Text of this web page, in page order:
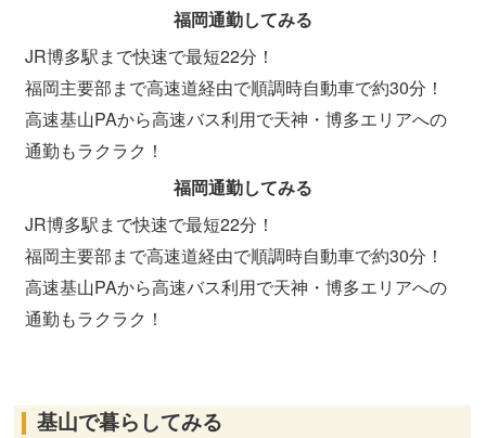
福岡通勤してみる
JR博多駅まで快速で最短22分！
福岡主要部まで高速道経由で順調時自動車で約30分！
高速基山PAから高速バス利用で天神・博多エリアへの
通勤もラクラク！
福岡通勤してみる
JR博多駅まで快速で最短22分！
福岡主要部まで高速道経由で順調時自動車で約30分！
高速基山PAから高速バス利用で天神・博多エリアへの
通勤もラクラク！
基山で暮らしてみる